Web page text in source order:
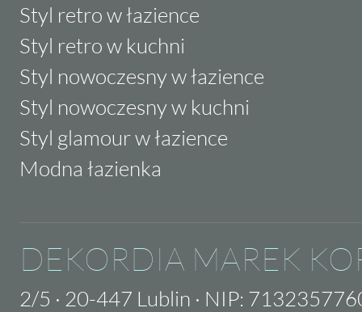
Styl retro w łazience
Styl retro w kuchni
Styl nowoczesny w łazience
Styl nowoczesny w kuchni
Styl glamour w łazience
Modna łazienka
DEKORDIA MAREK
2/5 · 20-447 Lublin · NIP: